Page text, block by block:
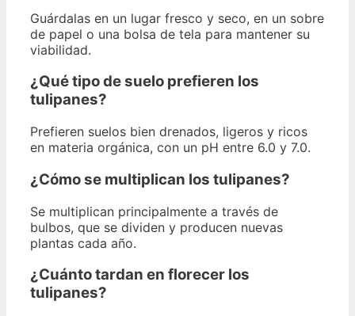
Guárdalas en un lugar fresco y seco, en un sobre
de papel o una bolsa de tela para mantener su
viabilidad.
¿Qué tipo de suelo prefieren los
tulipanes?
Prefieren suelos bien drenados, ligeros y ricos
en materia orgánica, con un pH entre 6.0 y 7.0.
¿Cómo se multiplican los tulipanes?
Se multiplican principalmente a través de
bulbos, que se dividen y producen nuevas
plantas cada año.
¿Cuánto tardan en florecer los
tulipanes?